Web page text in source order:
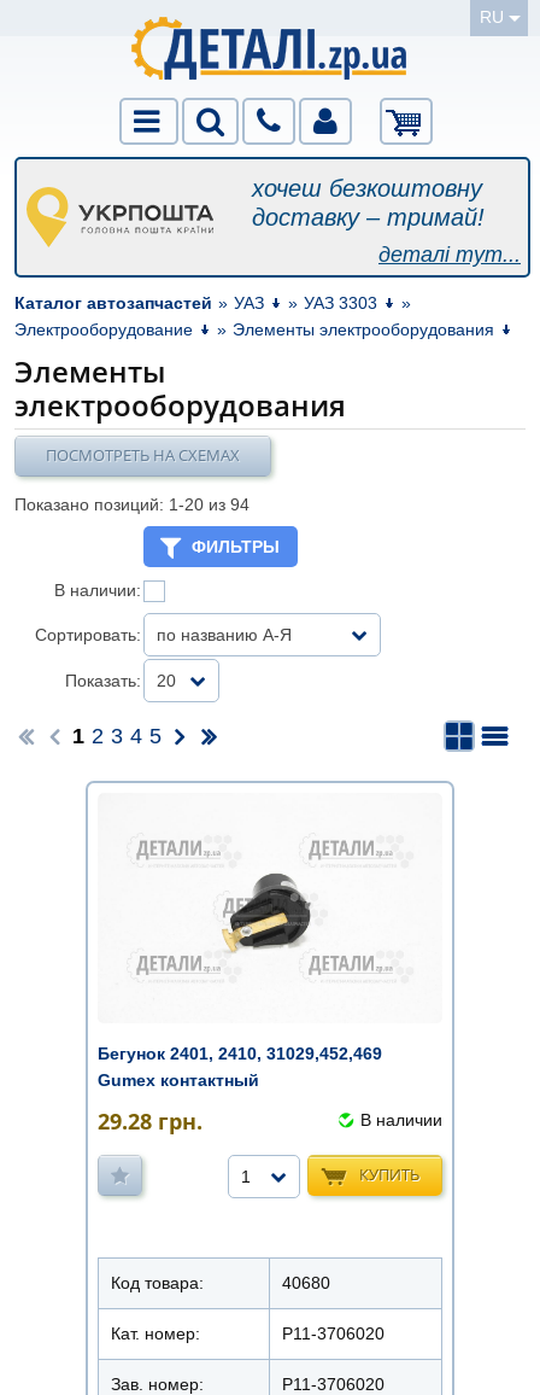
RU
хочеш безкоштовну
доставку – тримай!
деталі тут...
Каталог автозапчастей » УАЗ » УАЗ 3303
»
Электрооборудование
» Элементы электрооборудования
Элементы
электрооборудования
ПОСМОТРЕТЬ НА СХЕМАХ
Показано позиций: 1-20 из 94
ФИЛЬТРЫ
В наличии:
Сортировать: по названию А-Я
Показать: 20
1 2 3 4 5
Бегунок 2401, 2410, 31029,452,469
Gumex контактный
29.28 грн. В наличии
КУПИТЬ
1
Код товара: 40680
Кат. номер: Р11-3706020
Зав. номер: P11-3706020